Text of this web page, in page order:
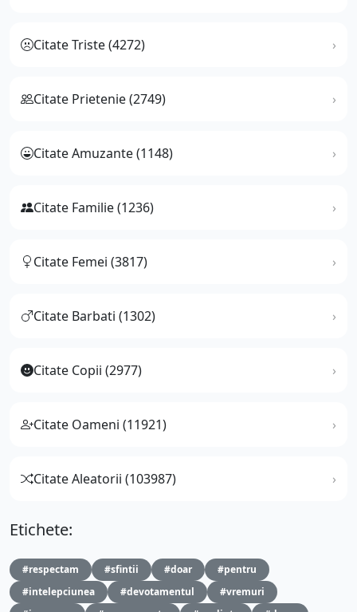
Citate Triste (4272)
Citate Prietenie (2749)
Citate Amuzante (1148)
Citate Familie (1236)
Citate Femei (3817)
Citate Barbati (1302)
Citate Copii (2977)
Citate Oameni (11921)
Citate Aleatorii (103987)
Etichete:
#respectam #sfintii #doar
#pentru
#intelepciunea
#devotamentul
#vremuri